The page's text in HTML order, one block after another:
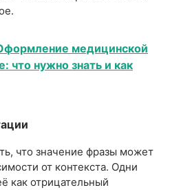
медицинской
что нужно знать и как
что значение фразы может
от контекста. Одни
как отрицательный